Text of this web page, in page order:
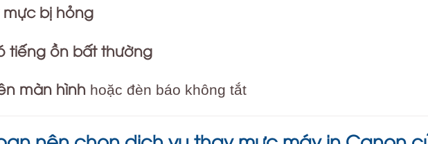
bị hỏng
tiếng ồn bất thường
màn hình hoặc đèn báo không tắt